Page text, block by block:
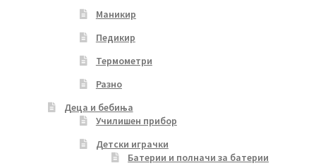
Маникир
Педикир
Термометри
Разно
Деца и бебиња
Училишен прибор
Детски играчки
Батерии и полначи за батерии